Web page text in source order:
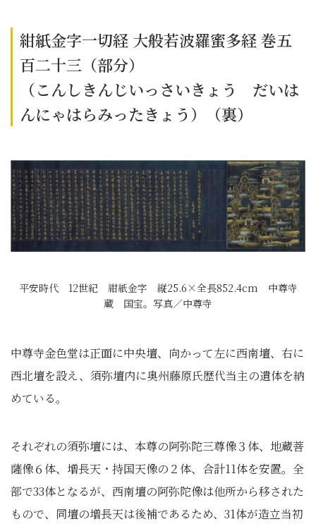
紺紙金字一切経 大般若波羅蜜多経 巻五
百二十三（部分）
（こんしきんじいっさいきょう だいは
んにゃはらみったきょう）（裏）
平安時代 12世紀 紺紙金字 縦25.6×全長852.4cm 中尊寺
蔵 国宝。写真／中尊寺
中尊寺金色堂は正面に中央壇、向かって左に西南壇、右に
西北壇を設え、須弥壇内に奥州藤原氏歴代当主の遺体を納
めている。
それぞれの須弥壇には、本尊の阿弥陀三尊像３体、地蔵菩
薩像６体、増長天・持国天像の２体、合計11体を安置。全
部で33体となるが、西南壇の阿弥陀像は他所から移された
もので、同壇の増長天は後補であるため、31体が造立当初